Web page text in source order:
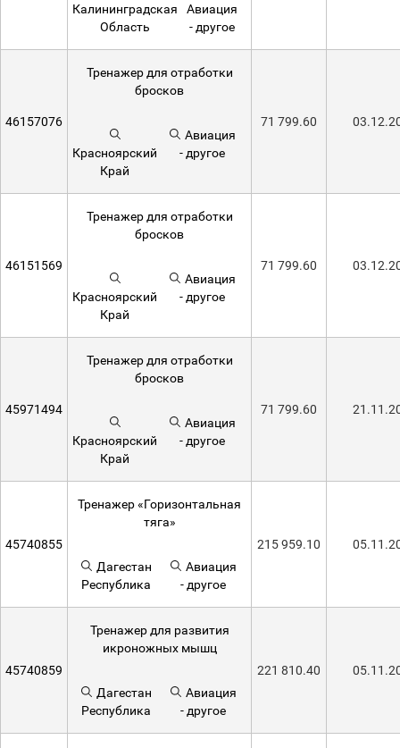
Калининградская
Область
Авиация
- другое
46157076
Тренажер для отработки
бросков
Красноярский
Край
Авиация
- другое
71 799.60
46151569
Тренажер для отработки
бросков
Красноярский
Край
Авиация
- другое
71 799.60
45971494
Тренажер для отработки
бросков
Красноярский
Край
Авиация
- другое
71 799.60
45740855
Тренажер «Горизонтальная
тяга»
Дагестан
Республика
Авиация
- другое
215 959.10
45740859
Тренажер для развития
икроножных мышц
Дагестан
Республика
Авиация
- другое
221 810.40